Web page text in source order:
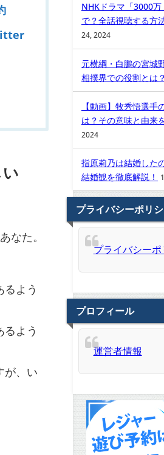
なた。
よう
よう
が、い
NHKドラマ「3000
で？全話視聴する方
24, 2024
元横綱・白鵬の宮城
相撲界での役割とは？
【動画】牧秀悟選手
は？その意味と由来
2024
指原莉乃は結婚した
結婚観を徹底解説！
プライバシーポリ
プライバシーポ
プロフィール
運営者情報